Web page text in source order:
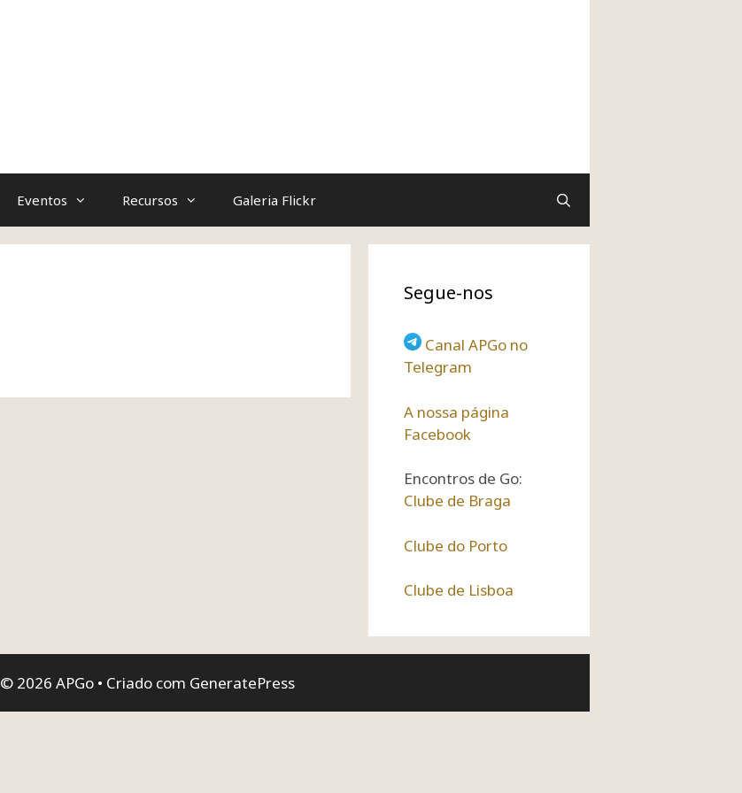
Eventos Recursos Galeria Flickr
Segue-nos
Canal APGo no
Telegram
A nossa página
Facebook
Encontros de Go:
Clube de Braga
Clube do Porto
Clube de Lisboa
© 2026 APGo• Criado com GeneratePress